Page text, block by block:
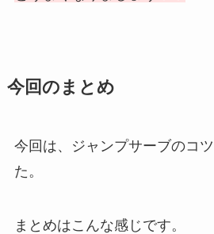
今回のまとめ
今回は、ジャンプサーブのコ
た。
まとめはこんな感じです。